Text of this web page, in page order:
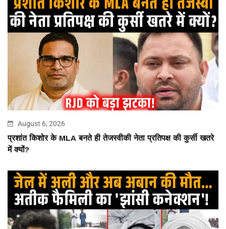
August 6, 2026
प्रशांत किशोर के MLA बनते ही तेजस्वीकी नेता प्रतिपक्ष की कुर्सी खतरे
में क्यों?